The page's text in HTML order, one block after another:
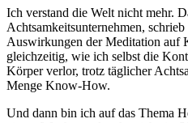
Ich verstand die Welt nicht mehr.
Achtsamkeitsunternehmen,
Auswirkungen der Meditation auf
gleichzeitig, wie ich selbst die
Körper verlor, trotz täglicher
Menge Know-How.
Und dann bin ich auf das Thema